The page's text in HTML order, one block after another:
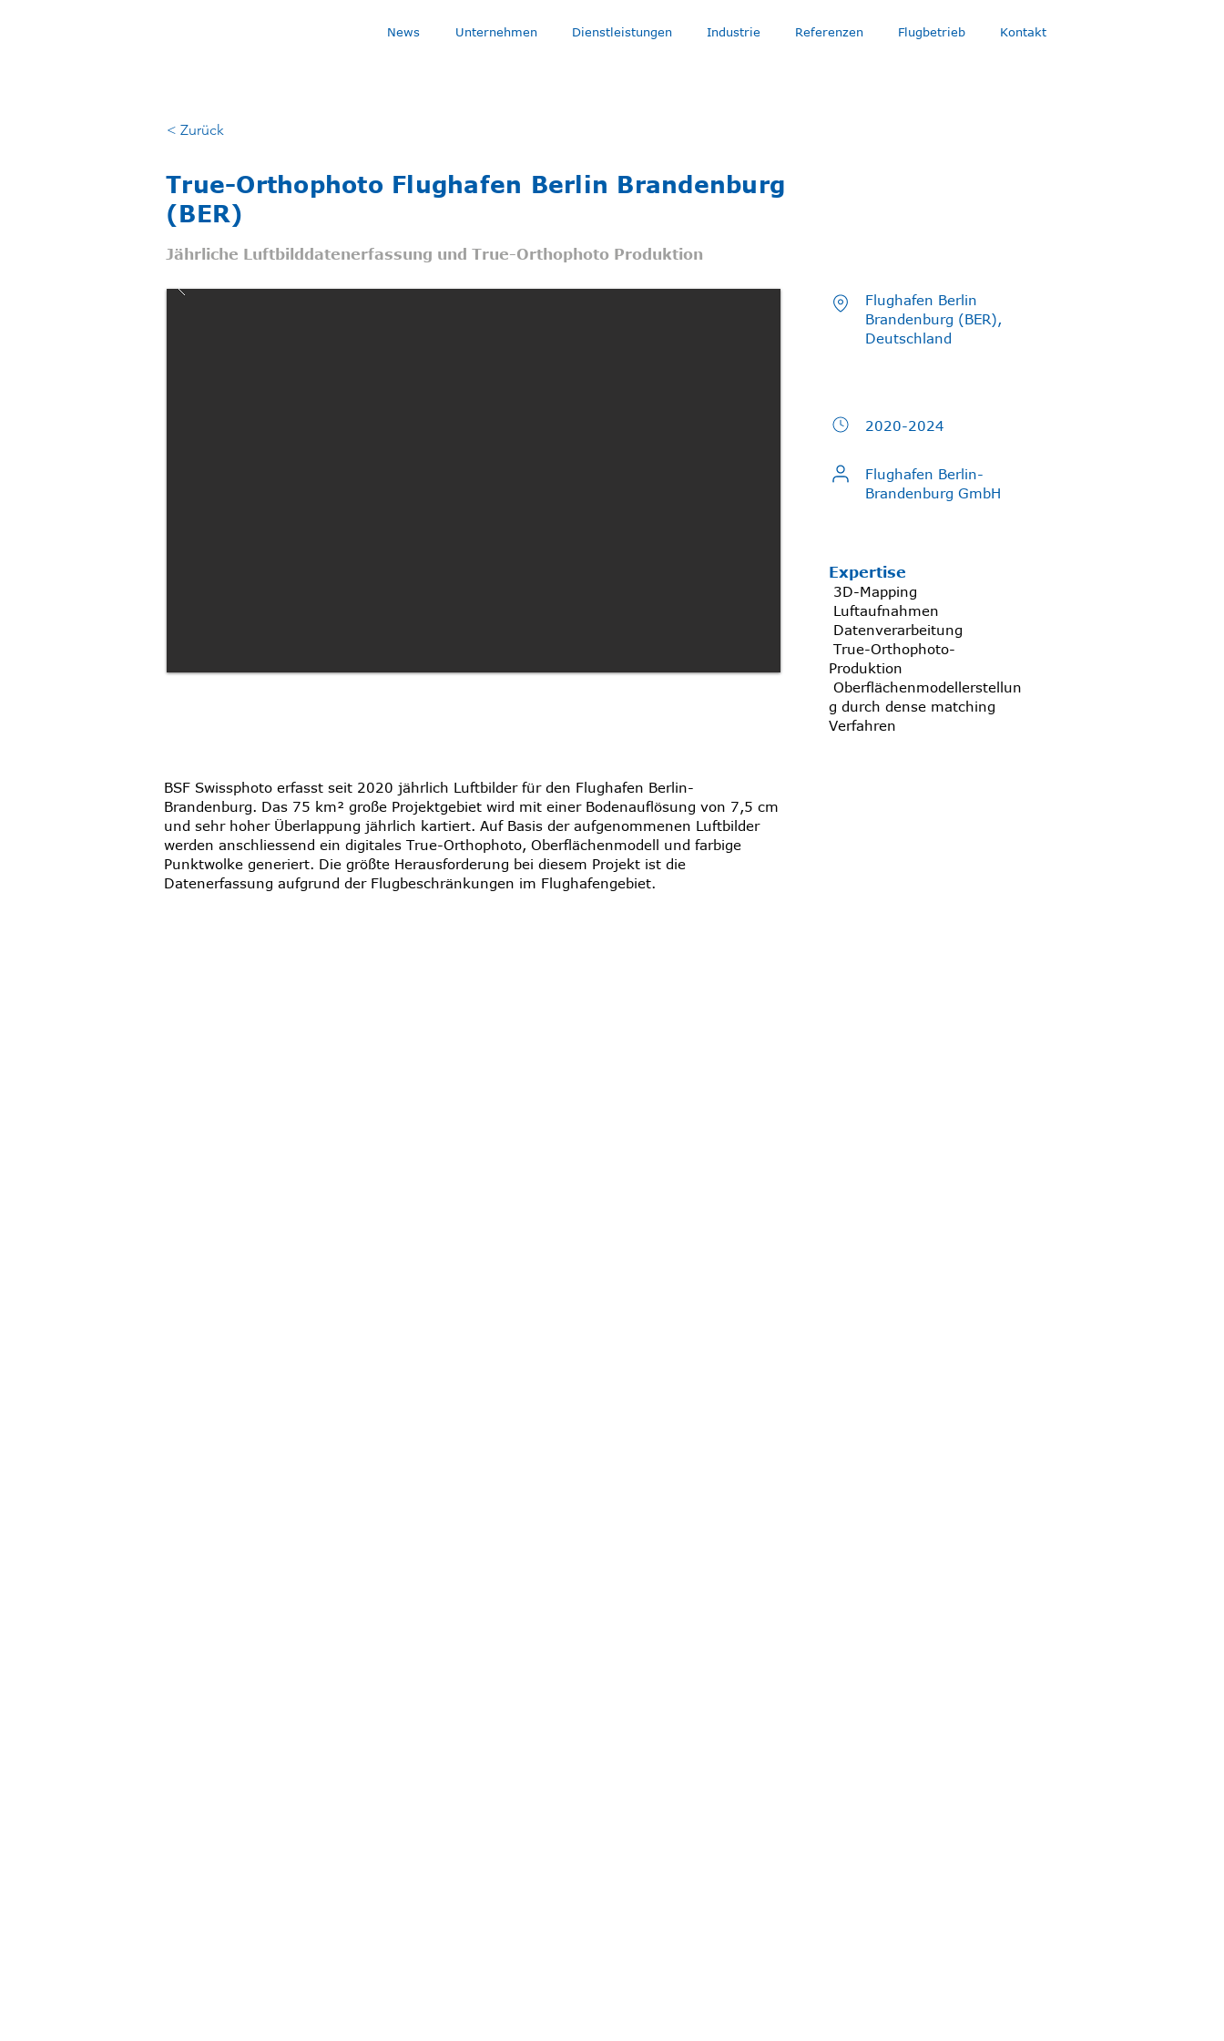
News Unternehmen Dienstleistungen Industrie Referenzen Flugbetrieb Kontakt
< Zurück
True-Orthophoto Flughafen Berlin Brandenburg
(BER)
Jährliche Luftbilddatenerfassung und True-Orthophoto Produktion
Flughafen Berlin
Brandenburg (BER),
Deutschland
2020-2024
Flughafen Berlin-
Brandenburg GmbH
Expertise
3D-Mapping
Luftaufnahmen
Datenverarbeitung
True-Orthophoto-
Produktion
Oberflächenmodellerstellun
g durch dense matching
Verfahren
BSF Swissphoto erfasst seit 2020 jährlich Luftbilder für den Flughafen Berlin-
Brandenburg. Das 75 km² große Projektgebiet wird mit einer Bodenauflösung von 7,5 cm
und sehr hoher Überlappung jährlich kartiert. Auf Basis der aufgenommenen Luftbilder
werden anschliessend ein digitales True-Orthophoto, Oberflächenmodell und farbige
Punktwolke generiert. Die größte Herausforderung bei diesem Projekt ist die
Datenerfassung aufgrund der Flugbeschränkungen im Flughafengebiet.